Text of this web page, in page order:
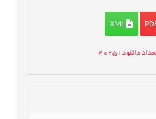
XML
دانلود: 4025